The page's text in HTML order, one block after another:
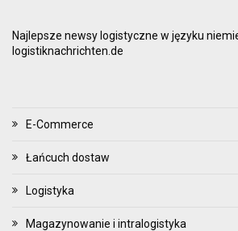
Najlepsze newsy logistyczne w języku
logistiknachrichten.de
E-Commerce
Łańcuch dostaw
Logistyka
Magazynowanie i intralogistyka